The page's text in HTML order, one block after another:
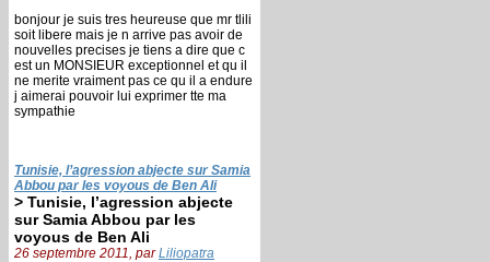
bonjour je suis tres heureuse que mr tlili
soit libere mais je n arrive pas avoir de
nouvelles precises je tiens a dire que c
est un MONSIEUR exceptionnel et qu il
ne merite vraiment pas ce qu il a endure
j aimerai pouvoir lui exprimer tte ma
sympathie
Tunisie, l’agression abjecte sur Samia
Abbou par les voyous de Ben Ali
> Tunisie, l’agression abjecte
sur Samia Abbou par les
voyous de Ben Ali
26 septembre 2011, parLiliopatra